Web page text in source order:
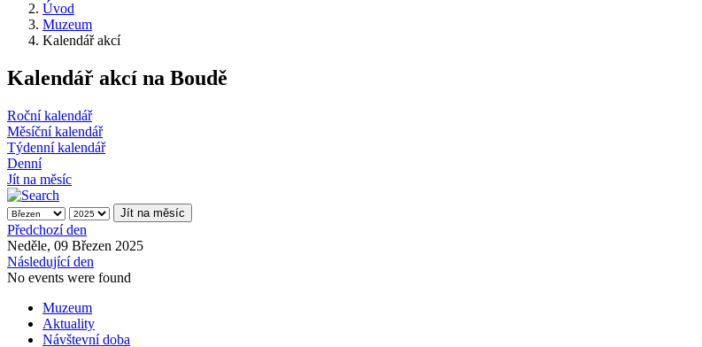
Úvod
Muzeum
Kalendář akcí
Kalendář akcí na Boudě
Roční kalendář
Měsíční kalendář
Týdenní kalendář
Denní
Jít na měsíc
Jít na měsíc
Předchozí den
Neděle, 09 Březen 2025
Následující den
No events were found
Muzeum
Aktuality
Návštevní doba